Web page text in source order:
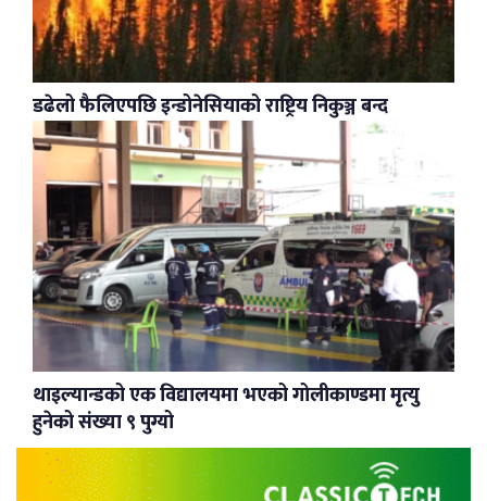
डढेलो फैलिएपछि इन्डोनेसियाको राष्ट्रिय निकुञ्ज बन्द
थाइल्यान्डको एक विद्यालयमा भएको गोलीकाण्डमा मृत्यु
हुनेको संख्या ९ पुग्यो